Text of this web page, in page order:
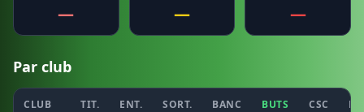
— — —
Par club
CLUB TIT. ENT. SORT. BANC BUTS CSC